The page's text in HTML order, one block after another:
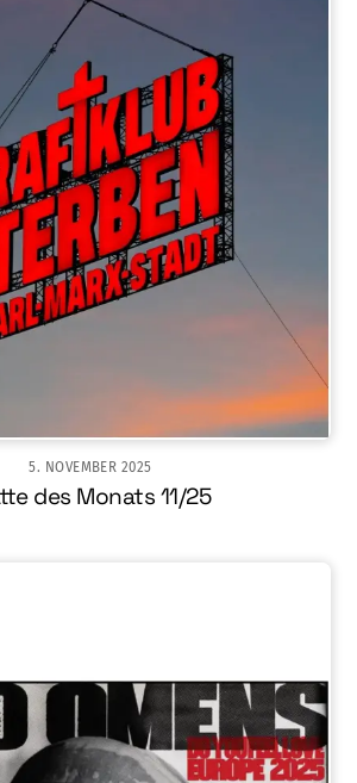
5. NOVEMBER 2025
des Monats 11/25